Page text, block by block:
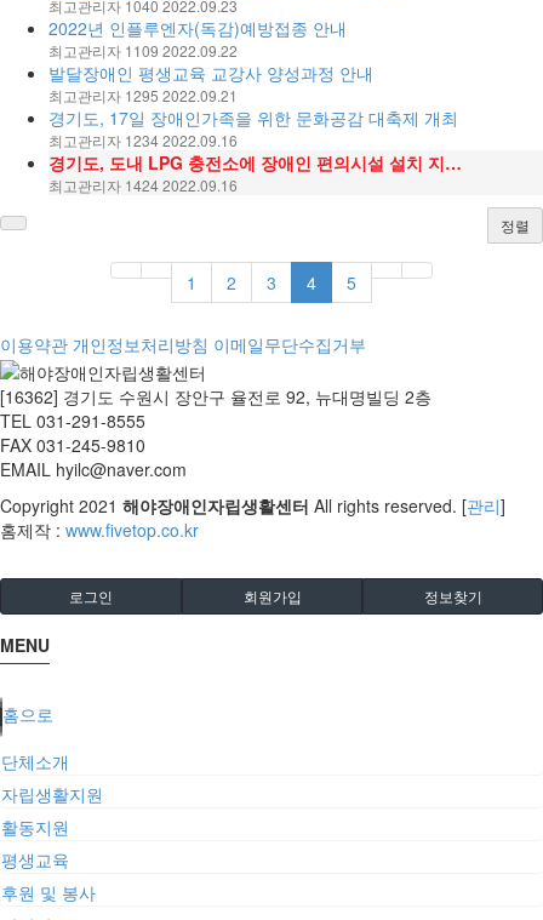
최고관리자 1040 2022.09.23
2022년 인플루엔자(독감)예방접종 안내
최고관리자 1109 2022.09.22
발달장애인 평생교육 교강사 양성과정 안내
최고관리자 1295 2022.09.21
경기도, 17일 장애인가족을 위한 문화공감 대축제 개최
최고관리자 12342022.09.16
경기도, 도내 LPG 충전소에 장애인 편의시설 설치 지…
최고관리자 14242022.09.16
정렬
1 2 3 4 5
이용약관 개인정보처리방침 이메일무단수집거부
[16362] 경기도 수원시 장안구 율전로 92, 뉴대명빌딩 2층
TEL 031-291-8555
FAX 031-245-9810
EMAIL hyilc@naver.com
Copyright 2021 해야장애인자립생활센터 All rights reserved. [관리]
홈제작 : www.fivetop.co.kr
로그인 회원가입 정보찾기
MENU
홈으로
단체소개
자립생활지원
활동지원
평생교육
후원 및 봉사